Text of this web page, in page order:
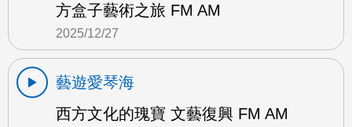
方盒子藝術之旅 FM AM
2025/12/27
藝遊愛琴海
西方文化的瑰寶 文藝復興 FM AM